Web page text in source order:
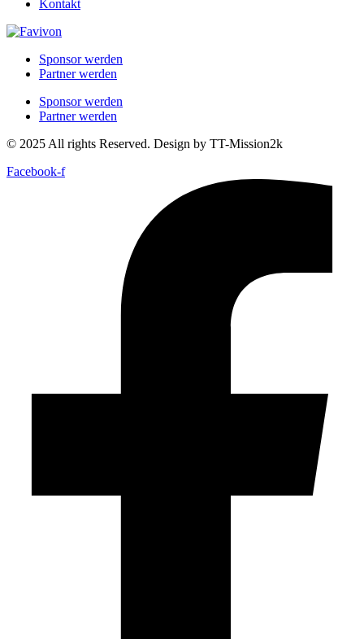
Kontakt
Sponsor werden
Partner werden
Sponsor werden
Partner werden
© 2025 All rights Reserved. Design by TT-Mission2k
Facebook-f